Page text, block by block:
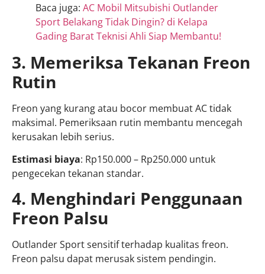
Baca juga: AC Mobil Mitsubishi Outlander
Sport Belakang Tidak Dingin? di Kelapa
Gading Barat Teknisi Ahli Siap Membantu!
3. Memeriksa Tekanan Freon
Rutin
Freon yang kurang atau bocor membuat AC tidak
maksimal. Pemeriksaan rutin membantu mencegah
kerusakan lebih serius.
Estimasi biaya: Rp150.000 – Rp250.000 untuk
pengecekan tekanan standar.
4. Menghindari Penggunaan
Freon Palsu
Outlander Sport sensitif terhadap kualitas freon.
Freon palsu dapat merusak sistem pendingin.